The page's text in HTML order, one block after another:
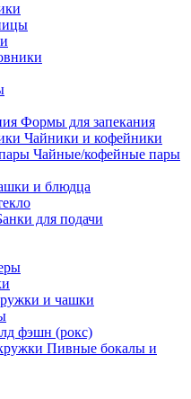
Формы для запекания
Чайники и кофейники
Чайные/кофейные пары
и блюдца
для подачи
и чашки
фэшн (рокс)
Пивные бокалы и